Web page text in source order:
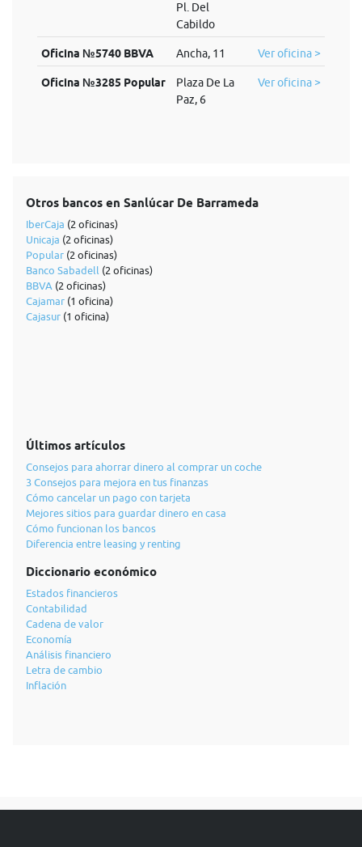
Pl. Del
Cabildo
Oficina №5740 BBVA Ancha, 11 Ver oficina >
Oficina №3285 Popular
Plaza De La
Paz, 6
Ver oficina >
Otros bancos en Sanlúcar De Barrameda
IberCaja (2 oficinas)
Unicaja (2 oficinas)
Popular (2 oficinas)
Banco Sabadell (2 oficinas)
BBVA (2 oficinas)
Cajamar (1 oficina)
Cajasur (1 oficina)
Últimos artículos
Consejos para ahorrar dinero al comprar un coche
3 Consejos para mejora en tus finanzas
Cómo cancelar un pago con tarjeta
Mejores sitios para guardar dinero en casa
Cómo funcionan los bancos
Diferencia entre leasing y renting
Diccionario económico
Estados financieros
Contabilidad
Cadena de valor
Economía
Análisis financiero
Letra de cambio
Inflación